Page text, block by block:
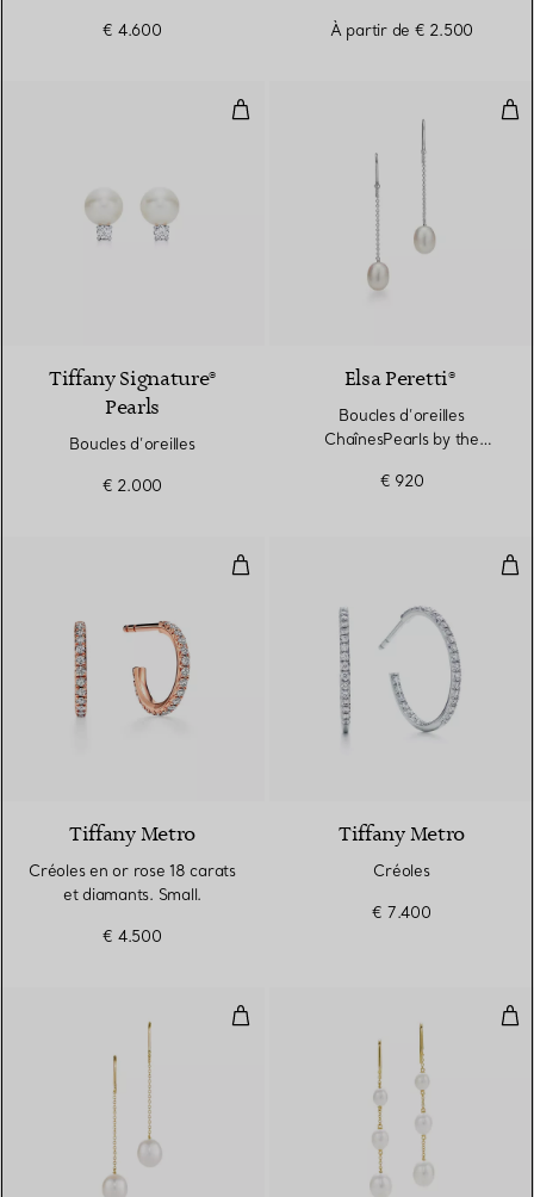
€ 4.600
À partir de € 2.500
Boucles d’oreilles
Tiffany Signature®
Pearls
Boucles d’oreilles
€ 2.000
Elsa Peretti®
Boucles d’oreilles
ChaînesPearls by the
€ 920
Créoles en or rose 18 carats et
Tiffany Metro
Créoles en or rose 18 carats
et diamants. Small.
€ 4.500
Tiffany Metro
Créoles
€ 7.400
Boucles d’oreilles